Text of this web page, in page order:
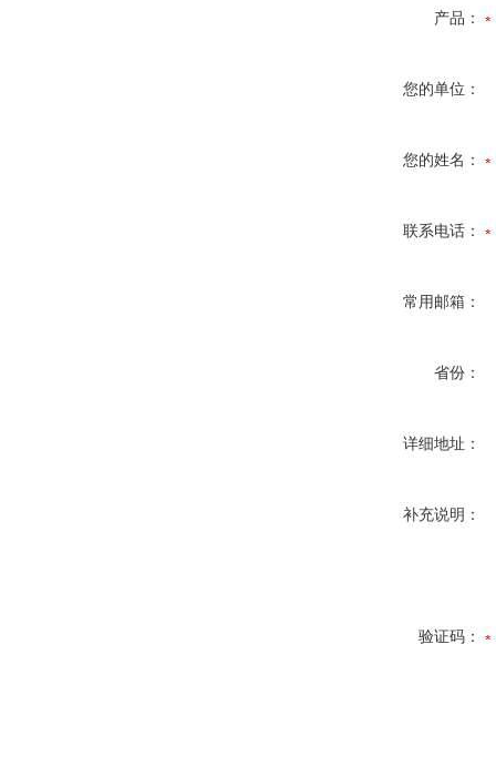
产品：
您的单位：
您的姓名：
联系电话：
常用邮箱：
省份：
详细地址：
补充说明：
验证码：